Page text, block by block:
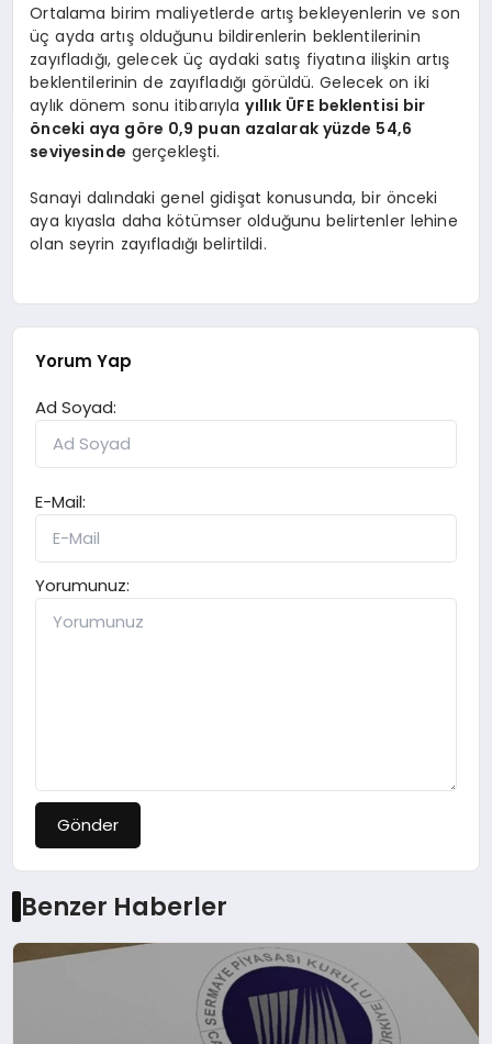
Ortalama birim maliyetlerde artış bekleyenlerin ve son
üç ayda artış olduğunu bildirenlerin beklentilerinin
zayıfladığı, gelecek üç aydaki satış fiyatına ilişkin artış
beklentilerinin de zayıfladığı görüldü. Gelecek on iki
aylık dönem sonu itibarıylayıllık ÜFE beklentisi bir
önceki aya göre 0,9 puan azalarak yüzde 54,6
seviyesinde gerçekleşti.
Sanayi dalındaki genel gidişat konusunda, bir önceki
aya kıyasla daha kötümser olduğunu belirtenler lehine
olan seyrin zayıfladığı belirtildi.
Yorum Yap
Ad Soyad:
E-Mail:
Yorumunuz:
Gönder
Benzer Haberler